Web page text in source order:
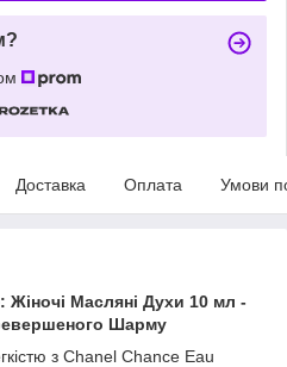
Доставка Оплата Умови
Масляні Духи 10 мл -
Шарму
з Chanel Chance Eau